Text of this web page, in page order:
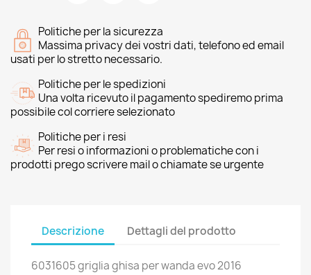
Politiche per la sicurezza
Massima privacy dei vostri dati, telefono ed email
usati per lo stretto necessario.
Politiche per le spedizioni
Una volta ricevuto il pagamento spediremo prima
possibile col corriere selezionato
Politiche per i resi
Per resi o informazioni o problematiche con i
prodotti prego scrivere mail o chiamate se urgente
Descrizione Dettagli del prodotto
6031605 griglia ghisa per wanda evo 2016